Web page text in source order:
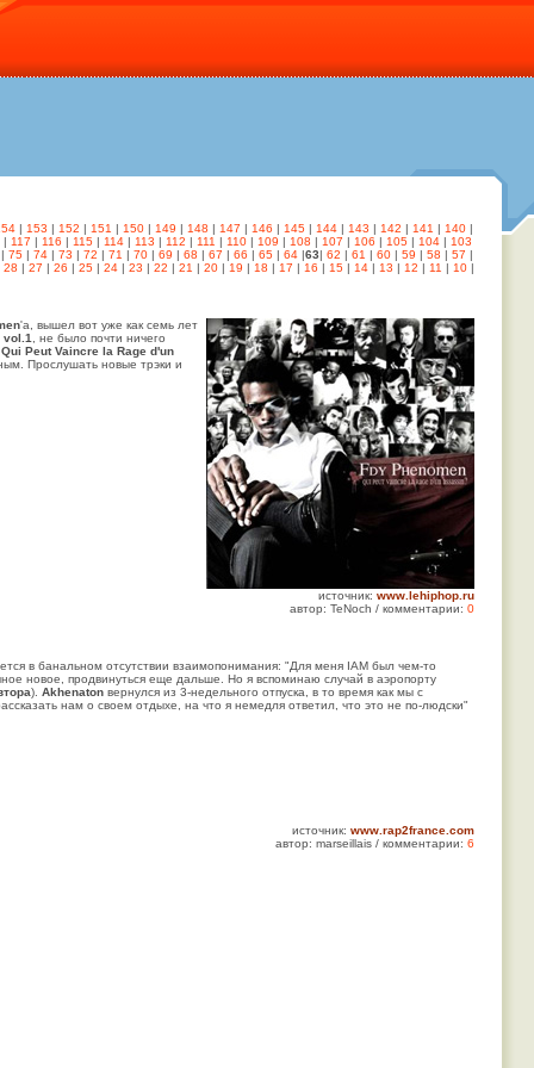
| 153 | 152 | 151 | 150 | 149 | 148 | 147 | 146 | 145 | 144 | 143 | 142 | 141 | 140 |
| 117 | 116 | 115| 114| 113 | 112 | 111 | 110| 109 | 108 | 107 | 106 | 105| 104| 103
| 75| 74| 73 | 72 | 71 | 70| 69 | 68 | 67 | 66 | 65| 64|63| 62 | 61 | 60| 59 | 58 | 57 |
28 | 27 | 26 | 25| 24| 23 | 22 | 21 | 20| 19 | 18 | 17 | 16 | 15| 14| 13 | 12 | 11 | 10|
'а, вышел вот уже как семь лет
vol.1
, не было почти ничего
Qui Peut Vaincre la Rage d'un
Прослушать новые трэки и
источник: www.lehiphop.ru
автор: TeNoch / комментарии: 0
в банальном отсутствии взаимопонимания: "Для меня IAM был чем-то
новое, продвинуться еще дальше. Но я вспоминаю случай в аэропорту
). Akhenaton вернулся из 3-недельного отпуска, в то время как мы с
нам о своем отдыхе, на что я немедля ответил, что это не по-людски"
источник: www.rap2france.com
автор: marseillais / комментарии: 6